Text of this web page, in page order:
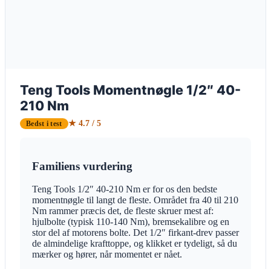
Teng Tools Momentnøgle 1/2″ 40-
210 Nm
Bedst i test ★ 4.7 / 5
Familiens vurdering
Teng Tools 1/2″ 40-210 Nm er for os den bedste
momentnøgle til langt de fleste. Området fra 40 til 210
Nm rammer præcis det, de fleste skruer mest af:
hjulbolte (typisk 110-140 Nm), bremsekalibre og en
stor del af motorens bolte. Det 1/2″ firkant-drev passer
de almindelige krafttoppe, og klikket er tydeligt, så du
mærker og hører, når momentet er nået.